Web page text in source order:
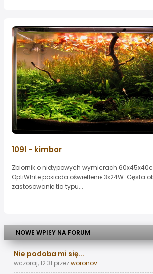
109l - kimbor
Zbiornik o nietypowych wymiarach
OptiWhite posiada oświetlenie 3x24W. Gęsta
zastosowanie tła typu...
NOWE WPISY NA FORUM
Nie podoba mi się...
wczoraj, 12:31 przezworonov